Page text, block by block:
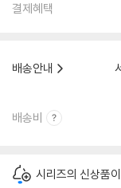
결제혜택
배송안내
배송비
시리즈의 신상품